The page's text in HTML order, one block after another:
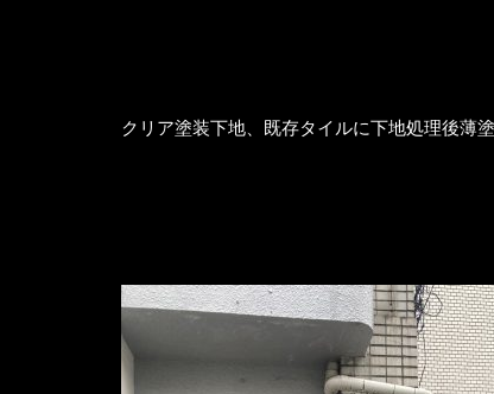
クリア塗装下地、既存タイルに下地処理後薄